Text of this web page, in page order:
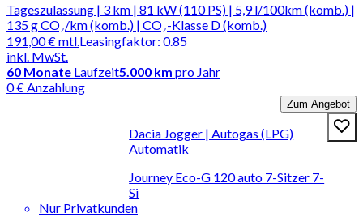
Tageszulassung | 3 km | 81 kW (110 PS) | 5,9 l/100km (komb.) |
135 g CO₂/km (komb.) | CO₂-Klasse D (komb.)
191,00 €mtl.
inkl. MwSt.
Leasingfaktor: 0.85
60 Monate Laufzeit5.000 km pro Jahr
0 € Anzahlung
Zum Angebot
Dacia Jogger | Autogas (LPG)
Automatik
Journey Eco-G 120 auto 7-Sitzer 7-
Si
Nur Privatkunden